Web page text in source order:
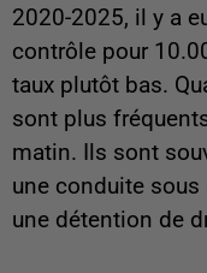
2020-2025, il y a
contrôle pour
taux plutôt bas.
sont plus
matin. Ils sont
une conduite
une détention de